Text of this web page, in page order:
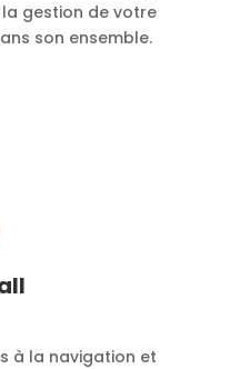
gestion de votre
son ensemble.
à la navigation et